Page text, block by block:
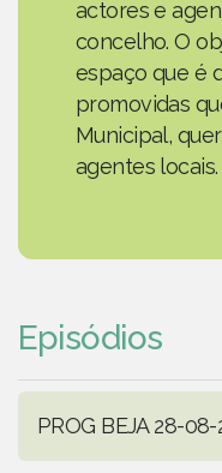
actores e
concelho. O
espaço que é
promovidas
Municipal,
agentes locais.
Episódios
PROG BEJA 28-08-